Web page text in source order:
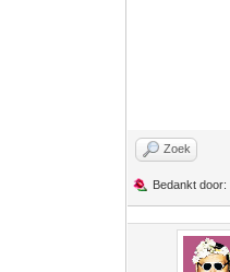
Zoek
Bedankt door: